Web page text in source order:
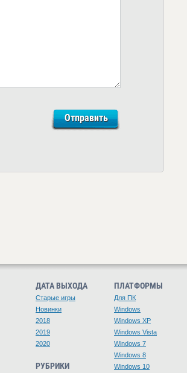
ДАТА ВЫХОДА
Старые игры
Новинки
2018
2019
2020
РУБРИКИ
ПЛАТФОРМЫ
Для ПК
Windows
Windows XP
Windows Vista
Windows 7
Windows 8
Windows 10